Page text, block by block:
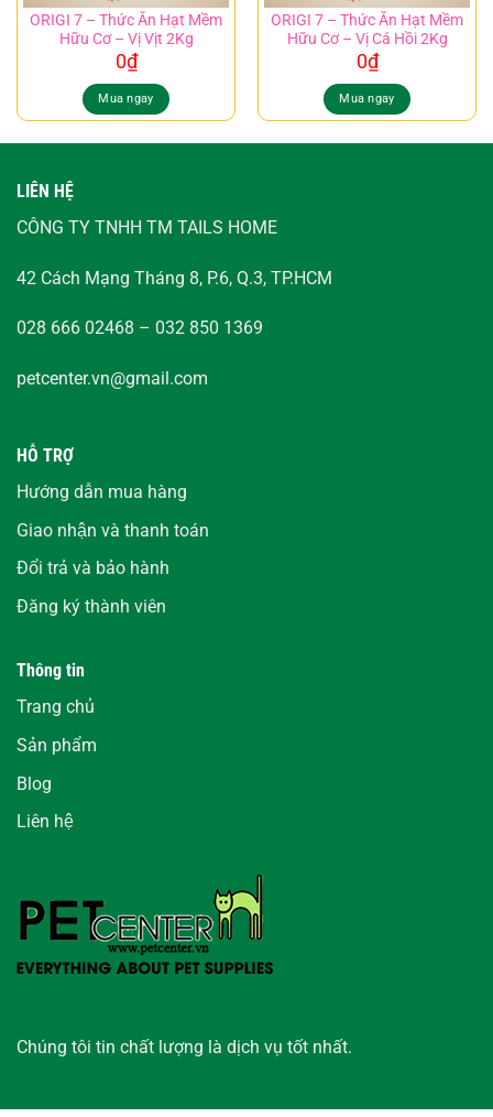
ORIGI 7 – Thức Ăn Hạt Mềm
Hữu Cơ – Vị Vịt 2Kg
0₫
Mua ngay
ORIGI 7 – Thức Ăn Hạt Mềm
Hữu Cơ – Vị Cá Hồi 2Kg
0₫
Mua ngay
LIÊN HỆ
CÔNG TY TNHH TM TAILS HOME
42 Cách Mạng Tháng 8, P.6, Q.3, TP.HCM
028 666 02468 – 032 850 1369
petcenter.vn@gmail.com
HỖ TRỢ
Hướng dẫn mua hàng
Giao nhận và thanh toán
Đổi trả và bảo hành
Đăng ký thành viên
Thông tin
Trang chủ
Sản phẩm
Blog
Liên hệ
Chúng tôi tin chất lượng là dịch vụ tốt nhất.